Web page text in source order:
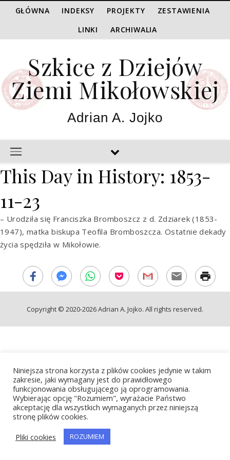
GŁÓWNA INDEKSY PROJEKTY
ZESTAWIENIA
LINKI
ARCHIWALIA
Szkice z Dziejów
Ziemi Mikołowskiej
Adrian A. Jojko
This Day in History: 1853-
11-23
– Urodziła się Franciszka Bromboszcz z d. Zdziarek (1853-
1947), matka biskupa Teofila Bromboszcza. Ostatnie dekady
życia spędziła w Mikołowie.
Copyright © 2020-2026 Adrian A. Jojko. All rights reserved.
Niniejsza strona korzysta z plików cookies jedynie w takim
zakresie, jaki wymagany jest do prawidłowego
funkcjonowania obsługującego ją oprogramowania.
Wybierając opcję "Rozumiem", wyrażacie Państwo
akceptację dla wszystkich wymaganych przez niniejszą
stronę plików cookies.
Pliki cookies
ROZUMIEM